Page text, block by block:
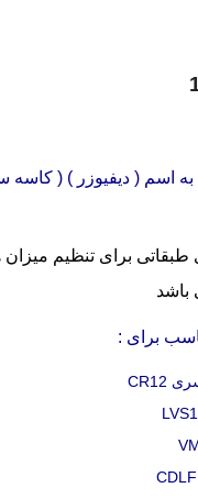
طبقاتی برای تنظیم
باشد